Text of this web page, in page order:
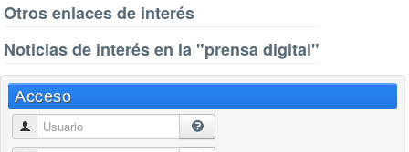
Otros enlaces de interés
Noticias de interés en la "prensa digital"
Acceso
Usuario